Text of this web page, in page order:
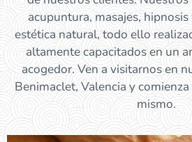
acupuntura, masajes,
estética natural, todo ello
altamente capacitados en un
acogedor. Ven a visitarnos en
Benimaclet, Valencia y
mismo.